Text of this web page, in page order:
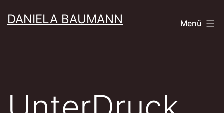
Inhalt
DANIELA BAUMANN Menü